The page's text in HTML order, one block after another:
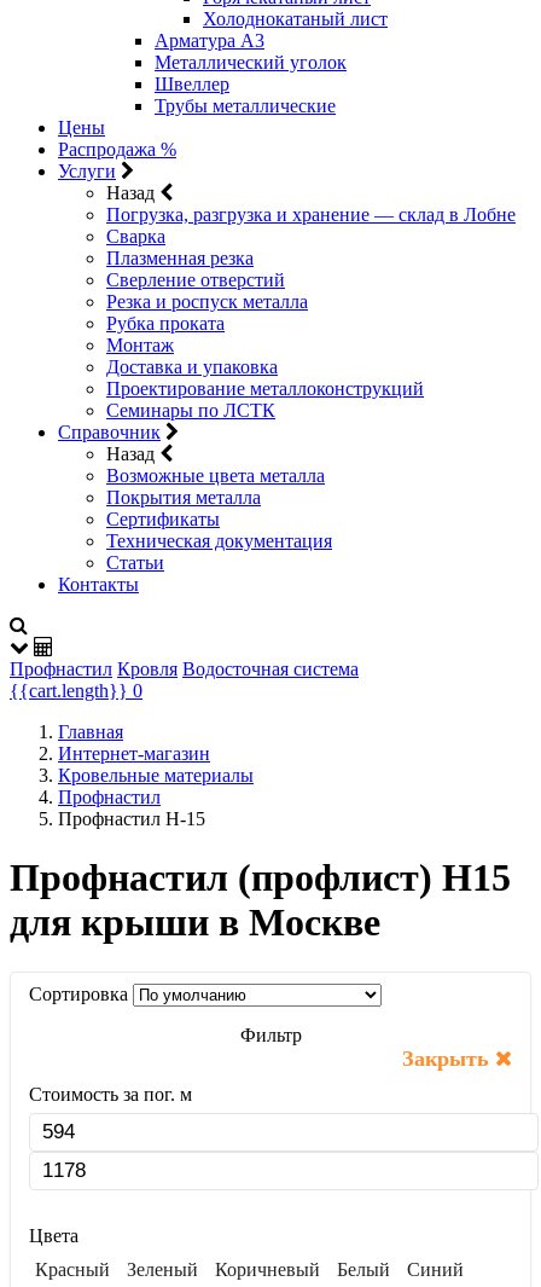
Холоднокатаный лист
Арматура А3
Металлический уголок
Швеллер
Трубы металлические
Цены
Распродажа %
Услуги
Назад
Погрузка, разгрузка и хранение — склад в Лобне
Сварка
Плазменная резка
Сверление отверстий
Резка и роспуск металла
Рубка проката
Монтаж
Доставка и упаковка
Проектирование металлоконструкций
Семинары по ЛСТК
Справочник
Назад
Возможные цвета металла
Покрытия металла
Сертификаты
Техническая документация
Статьи
Контакты
Профнастил Кровля Водосточная система
{{cart.length}} 0
Главная
Интернет-магазин
Кровельные материалы
Профнастил
Профнастил Н-15
Профнастил (профлист) Н15
для крыши в Москве
Сортировка
Фильтр
Закрыть
Стоимость за пог. м
Цвета
Красный
Зеленый Коричневый Белый
Синий